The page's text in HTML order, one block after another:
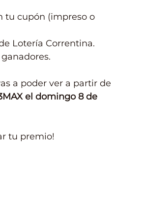
tu cupón (impreso o
Lotería Correntina.
a poder ver a partir de
el domingo 8 de
tu premio!